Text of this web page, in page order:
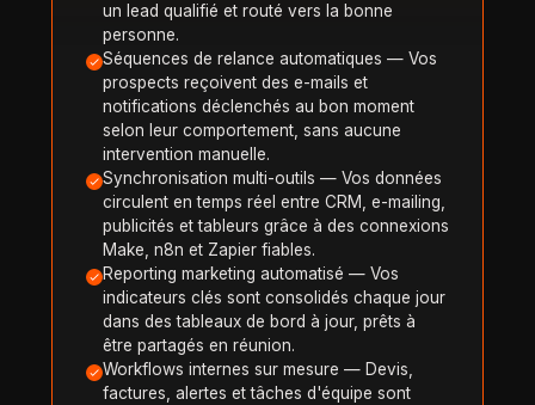
un lead qualifié et routé vers la bonne
personne.
Séquences de relance automatiques — Vos
prospects reçoivent des e-mails et
notifications déclenchés au bon moment
selon leur comportement, sans aucune
intervention manuelle.
Synchronisation multi-outils — Vos données
circulent en temps réel entre CRM, e-mailing,
publicités et tableurs grâce à des connexions
Make, n8n et Zapier fiables.
Reporting marketing automatisé — Vos
indicateurs clés sont consolidés chaque jour
dans des tableaux de bord à jour, prêts à
être partagés en réunion.
Workflows internes sur mesure — Devis,
factures, alertes et tâches d'équipe sont